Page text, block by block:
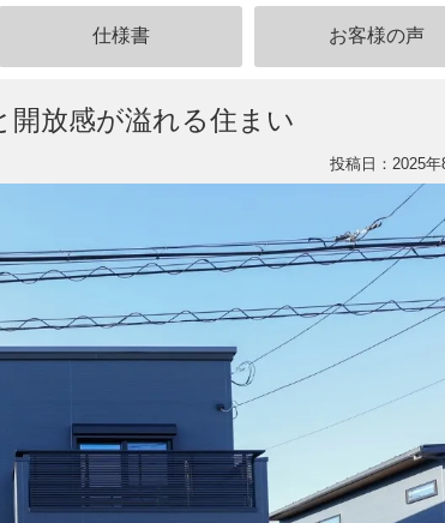
仕様書 お客様の声
開放感が溢れる住まい
投稿日：2025年